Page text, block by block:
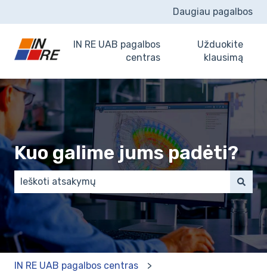
Daugiau pagalbos
IN RE UAB pagalbos
centras
Užduokite
klausimą
Kuo galime jums padėti?
There are no suggestions because the search field
IN RE UAB pagalbos centras